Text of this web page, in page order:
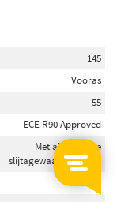
145
Vooras
55
ECE R90 Approved
Met akoestische
slijtagewaarschuwing